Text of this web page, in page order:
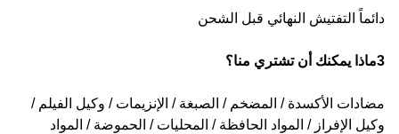
دائماً التفتيش النهائي قبل الشحن
3ماذا يمكنك أن تشتري منا؟
مضادات الأكسدة / المضخم / الصبغة / الإنزيمات / وكيل الفيلم /
وكيل الإفراز / المواد الحافظة / المحليات / الحموضة / المواد